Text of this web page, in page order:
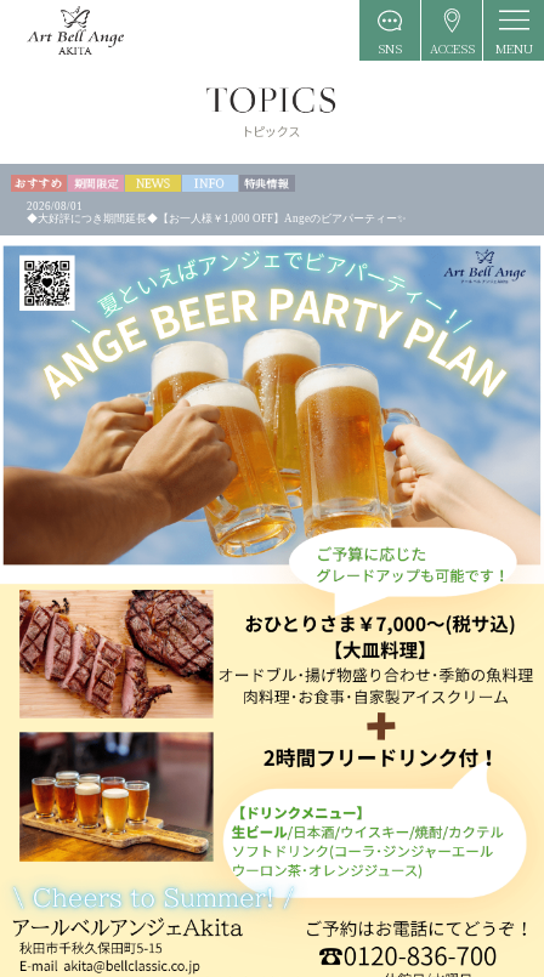
SNS ACCESS MENU
2026/08/01
◆大好評につき期間延長◆【お一人様￥1,000 OFF】Angeのビアパーティー✨